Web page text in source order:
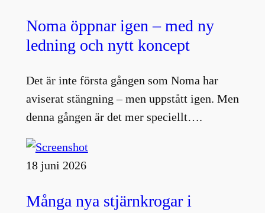
Noma öppnar igen – med ny
ledning och nytt koncept
Det är inte första gången som Noma har
aviserat stängning – men uppstått igen. Men
denna gången är det mer speciellt….
18 juni 2026
Många nya stjärnkrogar i